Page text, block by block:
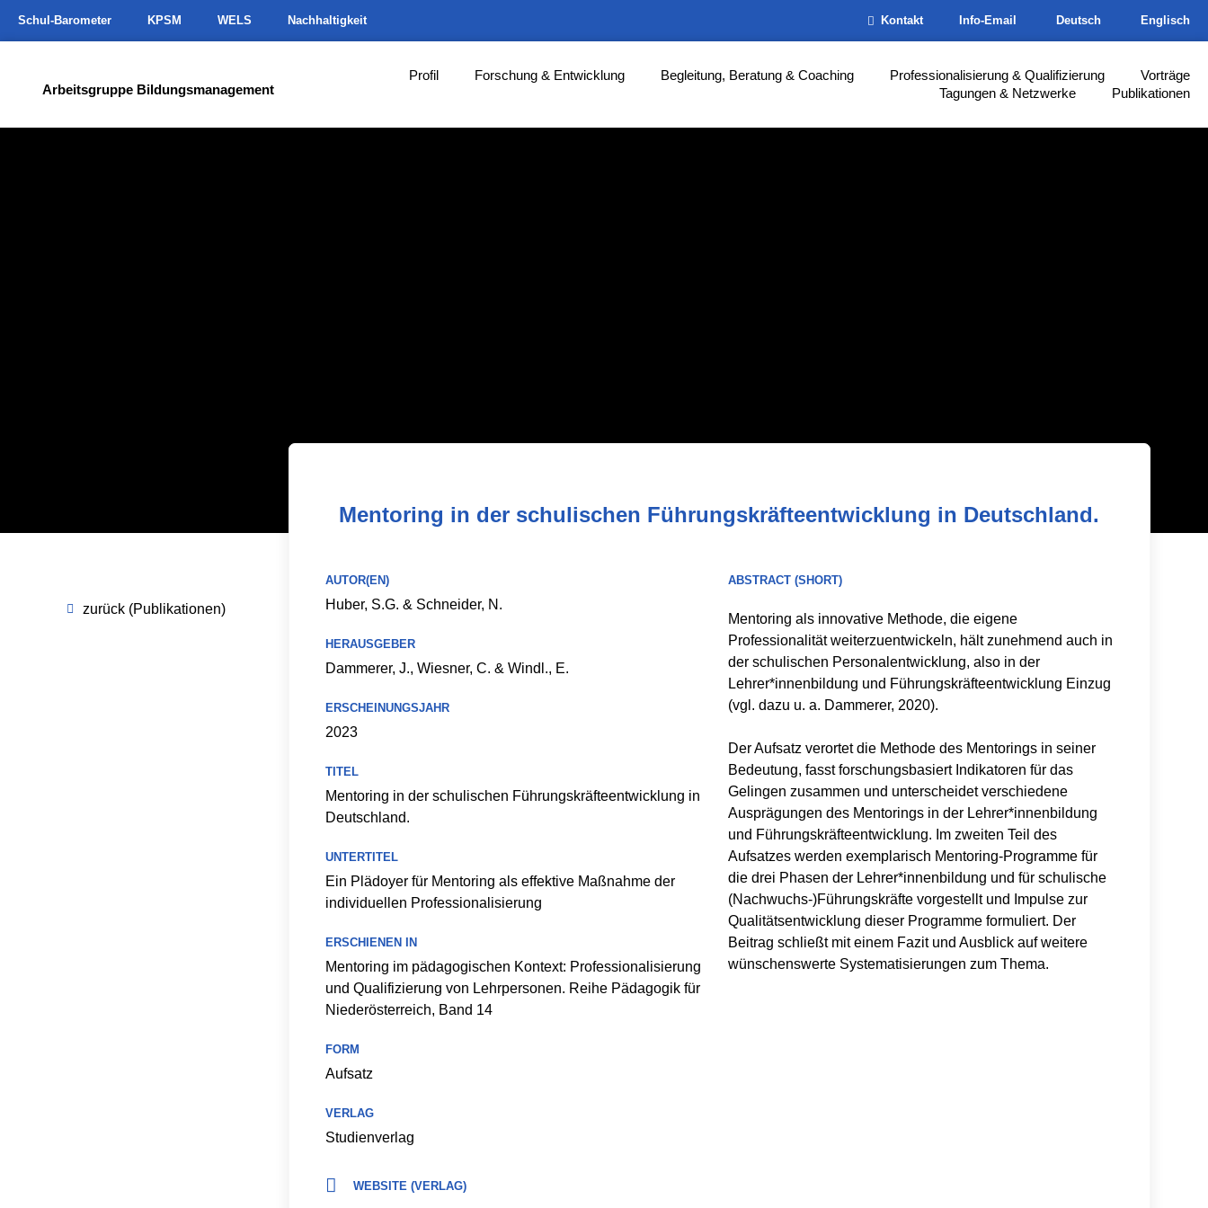
Schul-Barometer KPSM WELS Nachhaltigkeit Kontakt Info-Email Deutsch Englisch
Arbeitsgruppe Bildungsmanagement
Profil Forschung & Entwicklung Begleitung, Beratung & Coaching Professionalisierung & Qualifizierung
Vorträge
Tagungen & Netzwerke
Publikationen
zurück (Publikationen)
Mentoring in der schulischen Führungskräfteentwicklung in Deutschland.
AUTOR(EN)
Huber, S.G. & Schneider, N.
HERAUSGEBER
Dammerer, J., Wiesner, C. & Windl., E.
ERSCHEINUNGSJAHR
2023
TITEL
Mentoring in der schulischen Führungskräfteentwicklung in
Deutschland.
UNTERTITEL
Ein Plädoyer für Mentoring als effektive Maßnahme der
individuellen Professionalisierung
ERSCHIENEN IN
Mentoring im pädagogischen Kontext: Professionalisierung
und Qualifizierung von Lehrpersonen. Reihe Pädagogik für
Niederösterreich, Band 14
FORM
Aufsatz
VERLAG
Studienverlag
WEBSITE (VERLAG)
ABSTRACT (SHORT)
Mentoring als innovative Methode, die eigene
Professionalität weiterzuentwickeln, hält zunehmend auch in
der schulischen Personalentwicklung, also in der
Lehrer*innenbildung und Führungskräfteentwicklung Einzug
(vgl. dazu u. a. Dammerer, 2020).
Der Aufsatz verortet die Methode des Mentorings in seiner
Bedeutung, fasst forschungsbasiert Indikatoren für das
Gelingen zusammen und unterscheidet verschiedene
Ausprägungen des Mentorings in der Lehrer*innenbildung
und Führungskräfteentwicklung. Im zweiten Teil des
Aufsatzes werden exemplarisch Mentoring-Programme für
die drei Phasen der Lehrer*innenbildung und für schulische
(Nachwuchs-)Führungskräfte vorgestellt und Impulse zur
Qualitätsentwicklung dieser Programme formuliert. Der
Beitrag schließt mit einem Fazit und Ausblick auf weitere
wünschenswerte Systematisierungen zum Thema.